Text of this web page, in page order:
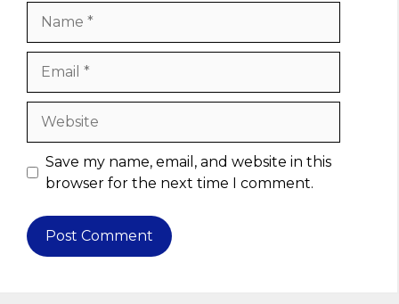
Save my name, email, and website in this
browser for the next time I comment.